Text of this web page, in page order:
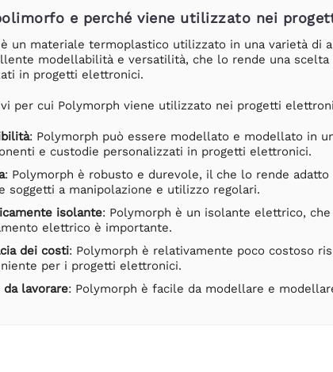
e perché viene utilizzato nei
un materiale termoplastico utilizzato in una varietà
modellabilità e versatilità, che lo rende una
in progetti elettronici.
per cui Polymorph viene utilizzato nei progetti
: Polymorph può essere modellato e modellato in
e custodie personalizzati in progetti elettronici.
: Polymorph è robusto e durevole, il che lo rende
soggetti a manipolazione e utilizzo regolari.
isolante: Polymorph è un isolante elettrico,
elettrico è importante.
dei costi: Polymorph è relativamente poco costoso
per i progetti elettronici.
da lavorare: Polymorph è facile da modellare e